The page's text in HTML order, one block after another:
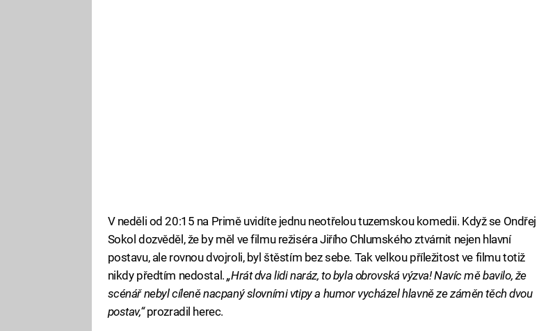
V neděli od 20:15 na Primě uvidíte jednu neotřelou tuzemskou komedii. Když se Ondřej
Sokol dozvěděl, že by měl ve filmu režiséra Jiřího Chlumského ztvárnit nejen hlavní
postavu, ale rovnou dvojroli, byl štěstím bez sebe. Tak velkou příležitost ve filmu totiž
nikdy předtím nedostal.„Hrát dva lidi naráz, to byla obrovská výzva! Navíc mě bavilo, že
scénář nebyl cíleně nacpaný slovními vtipy a humor vycházel hlavně ze záměn těch dvou
postav,“prozradil herec.